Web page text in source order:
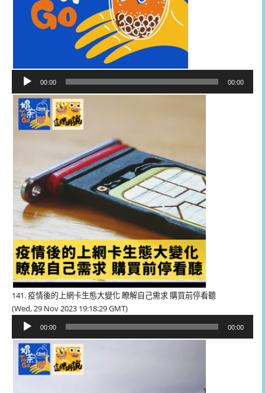
播
器
00:00 00:00
141. 疫情後的上網卡生態大變化 瞭解自己需求 購買前停看聽
(Wed, 29 Nov 2023 19:18:29 GMT)
播
器
00:00 00:00